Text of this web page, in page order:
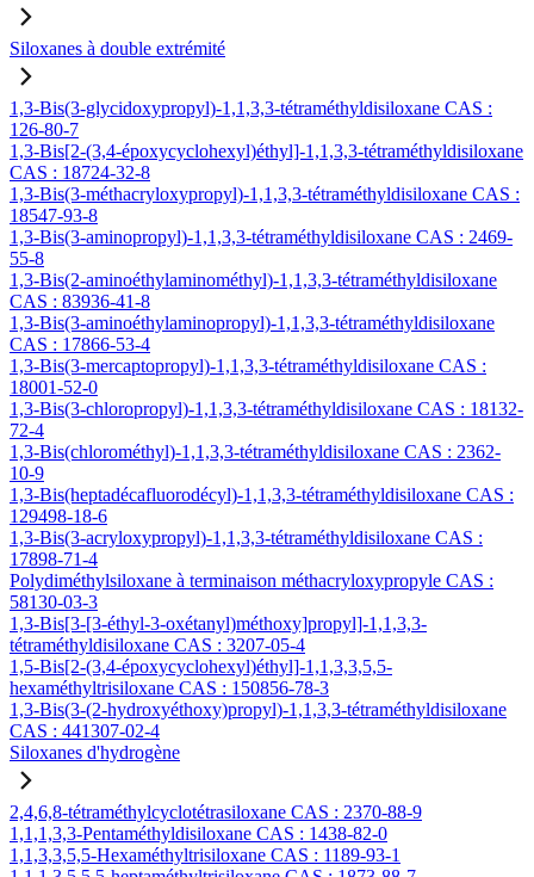
Siloxanes à double extrémité
1,3-Bis(3-glycidoxypropyl)-1,1,3,3-tétraméthyldisiloxane CAS :
126-80-7
1,3-Bis[2-(3,4-époxycyclohexyl)éthyl]-1,1,3,3-tétraméthyldisiloxane
CAS : 18724-32-8
1,3-Bis(3-méthacryloxypropyl)-1,1,3,3-tétraméthyldisiloxane CAS :
18547-93-8
1,3-Bis(3-aminopropyl)-1,1,3,3-tétraméthyldisiloxane CAS : 2469-
55-8
1,3-Bis(2-aminoéthylaminométhyl)-1,1,3,3-tétraméthyldisiloxane
CAS : 83936-41-8
1,3-Bis(3-aminoéthylaminopropyl)-1,1,3,3-tétraméthyldisiloxane
CAS : 17866-53-4
1,3-Bis(3-mercaptopropyl)-1,1,3,3-tétraméthyldisiloxane CAS :
18001-52-0
1,3-Bis(3-chloropropyl)-1,1,3,3-tétraméthyldisiloxane CAS : 18132-
72-4
1,3-Bis(chlorométhyl)-1,1,3,3-tétraméthyldisiloxane CAS : 2362-
10-9
1,3-Bis(heptadécafluorodécyl)-1,1,3,3-tétraméthyldisiloxane CAS :
129498-18-6
1,3-Bis(3-acryloxypropyl)-1,1,3,3-tétraméthyldisiloxane CAS :
17898-71-4
Polydiméthylsiloxane à terminaison méthacryloxypropyle CAS :
58130-03-3
1,3-Bis[3-[3-éthyl-3-oxétanyl)méthoxy]propyl]-1,1,3,3-
tétraméthyldisiloxane CAS : 3207-05-4
1,5-Bis[2-(3,4-époxycyclohexyl)éthyl]-1,1,3,3,5,5-
hexaméthyltrisiloxane CAS : 150856-78-3
1,3-Bis(3-(2-hydroxyéthoxy)propyl)-1,1,3,3-tétraméthyldisiloxane
CAS : 441307-02-4
Siloxanes d'hydrogène
2,4,6,8-tétraméthylcyclotétrasiloxane CAS : 2370-88-9
1,1,1,3,3-Pentaméthyldisiloxane CAS : 1438-82-0
1,1,3,3,5,5-Hexaméthyltrisiloxane CAS : 1189-93-1